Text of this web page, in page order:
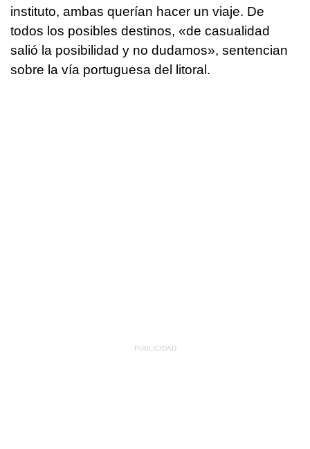
instituto, ambas querían hacer un viaje. De
todos los posibles destinos, «de casualidad
salió la posibilidad y no dudamos», sentencian
sobre la vía portuguesa del litoral.